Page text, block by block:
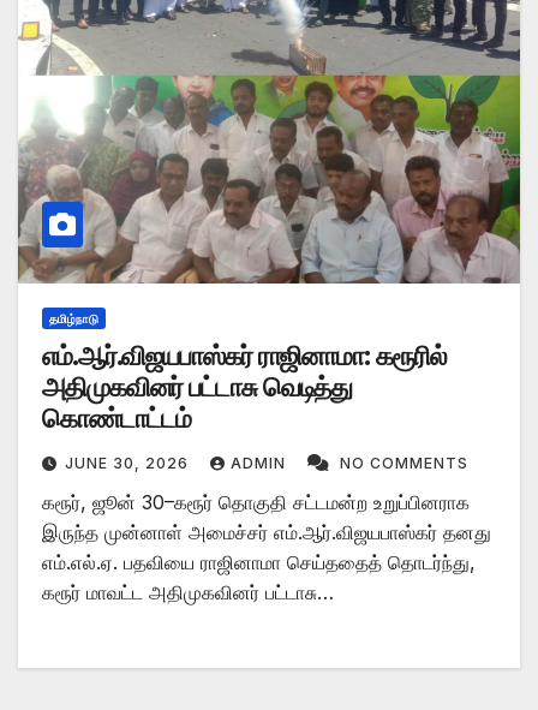
தமிழ்நாடு
எம்.ஆர்.விஜயபாஸ்கர் ராஜினாமா: கரூரில்
அதிமுகவினர் பட்டாசு வெடித்து
கொண்டாட்டம்
JUNE 30, 2026 ADMIN NO COMMENTS
கரூர், ஜூன் 30–கரூர் தொகுதி சட்டமன்ற உறுப்பினராக
இருந்த முன்னாள் அமைச்சர் எம்.ஆர்.விஜயபாஸ்கர் தனது
எம்.எல்.ஏ. பதவியை ராஜினாமா செய்ததைத் தொடர்ந்து,
கரூர் மாவட்ட அதிமுகவினர் பட்டாசு…